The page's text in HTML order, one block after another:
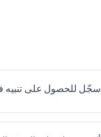
سجّل للحصول على تنبيه